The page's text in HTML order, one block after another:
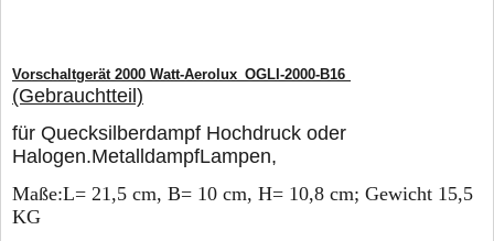
Vorschaltgerät 2000 Watt-Aerolux_OGLI-2000-B16
(Gebrauchtteil)
für Quecksilberdampf Hochdruck oder
Halogen.MetalldampfLampen,
Maße:L= 21,5 cm, B= 10 cm, H= 10,8 cm; Gewicht 15,5
KG